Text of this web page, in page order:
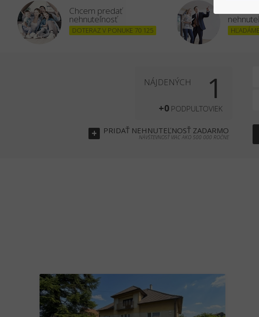
Chcem predať
nehnuteľnosť
DOTERAZ V PONUKE 70 125
NÁJDENÝCH 1
+0 PODPULTOVIEK
+ PRIDAŤ NEHNUTEĽNOSŤ ZADARMO
NÁVŠTEVNOSŤ VIAC AKO 500 000 ROČNE